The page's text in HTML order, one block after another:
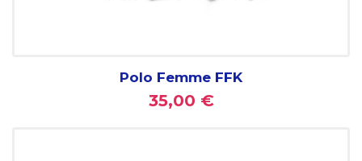
Polo Femme FFK
35,00 €